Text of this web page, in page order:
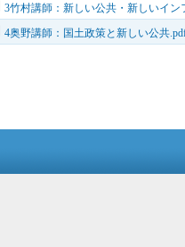
3竹村講師：新しい公共・新しいイン
4奥野講師：国土政策と新しい公共